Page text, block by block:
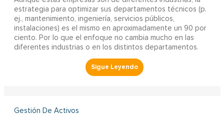
estrategia para optimizar sus departamentos técnicos (p.
ej., mantenimiento, ingeniería, servicios públicos,
instalaciones) es el mismo en aproximadamente un 90 por
ciento. Por lo que el enfoque no cambia mucho en las
diferentes industrias o en los distintos departamentos.
Gestión De Activos